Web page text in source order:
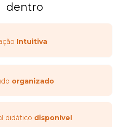
dentro
Intuitiva
didático disponível
organizado